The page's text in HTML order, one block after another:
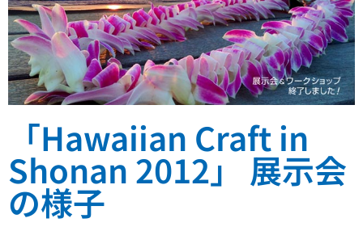
「Hawaiian Craft in
Shonan 2012」 展示会
の様子